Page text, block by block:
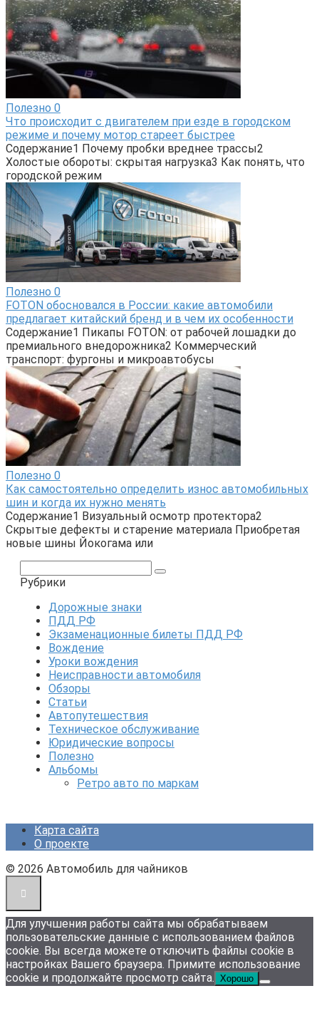
Полезно 0
Что происходит с двигателем при езде в городском
режиме и почему мотор стареет быстрее
Содержание1 Почему пробки вреднее трассы2
Холостые обороты: скрытая нагрузка3 Как понять, что
городской режим
Полезно 0
FOTON обосновался в России: какие автомобили
предлагает китайский бренд и в чем их особенности
Содержание1 Пикапы FOTON: от рабочей лошадки до
премиального внедорожника2 Коммерческий
транспорт: фургоны и микроавтобусы
Полезно 0
Как самостоятельно определить износ автомобильных
шин и когда их нужно менять
Содержание1 Визуальный осмотр протектора2
Скрытые дефекты и старение материала Приобретая
новые шины Йокогама или
Рубрики
Дорожные знаки
ПДД РФ
Экзаменационные билеты ПДД РФ
Вождение
Уроки вождения
Неисправности автомобиля
Обзоры
Статьи
Автопутешествия
Техническое обслуживание
Юридические вопросы
Полезно
Альбомы
Ретро авто по маркам
Карта сайта
О проекте
© 2026 Автомобиль для чайников
Для улучшения работы сайта мы обрабатываем
пользовательские данные с использованием файлов
cookie. Вы всегда можете отключить файлы cookie в
настройках Вашего браузера. Примите использование
cookie и продолжайте просмотр сайта. Хорошо